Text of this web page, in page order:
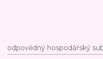
odpovědný hospodářský